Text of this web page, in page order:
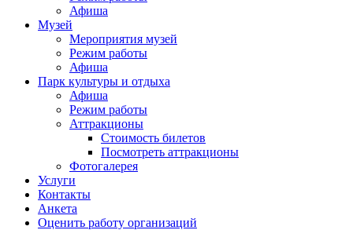
Афиша
Музей
Мероприятия музей
Режим работы
Афиша
Парк культуры и отдыха
Афиша
Режим работы
Аттракционы
Стоимость билетов
Посмотреть аттракционы
Фотогалерея
Услуги
Контакты
Анкета
Оценить работу организаций